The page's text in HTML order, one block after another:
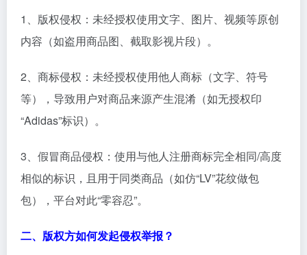
1、版权侵权：未经授权使用文字、图片、视频等原创
内容（如盗用商品图、截取影视片段）。
2、商标侵权：未经授权使用他人商标（文字、符号
等），导致用户对商品来源产生混淆（如无授权印
“Adidas”标识）。
3、假冒商品侵权：使用与他人注册商标完全相同/高度
相似的标识，且用于同类商品（如仿“LV”花纹做包
包），平台对此“零容忍”。
二、版权方如何发起侵权举报？